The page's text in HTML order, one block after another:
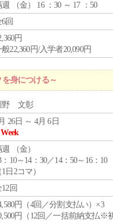
週 （金） 16 ：30 ～ 17 ：50
回
円
22,360円/入学者20,090円
身につける～
野 文彰
26日 ～ 4月 6日
週 （金）
：10～14：30／14：50～16：10
1日2コマ）
回
円（4回／分割支払い）×3
円（12回／一括前納支払※